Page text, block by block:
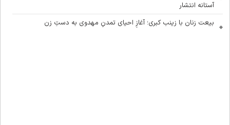
آستانه انتشار
بیعت زنان با زینب کبری؛ آغازِ احیای تمدنِ مهدوی به دستِ زن